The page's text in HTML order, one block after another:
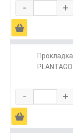
- +
Ä
PLANTAGO
- +
Ä